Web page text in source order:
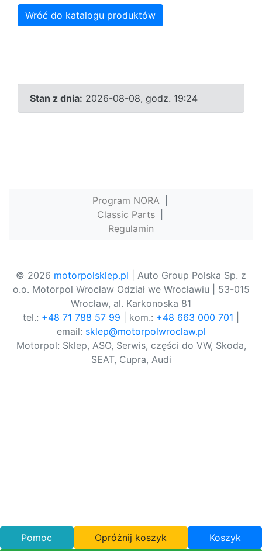
Wróć do katalogu produktów
Stan z dnia: 2026-08-08, godz. 19:24
Program NORA
Classic Parts
Regulamin
© 2026 motorpolsklep.pl | Auto Group Polska Sp. z
o.o. Motorpol Wrocław Odział we Wrocławiu | 53-015
Wrocław, al. Karkonoska 81
tel.: +48 71 788 57 99 | kom.: +48 663 000 701
email: sklep@motorpolwroclaw.pl
Motorpol: Sklep, ASO, Serwis, części do VW, Skoda,
SEAT, Cupra, Audi
Pomoc Opróżnij koszyk Koszyk